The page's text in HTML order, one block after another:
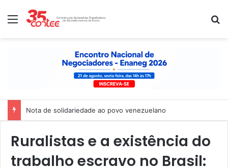
Menu
Nota de solidariedade ao povo venezuelano
Ruralistas e a existência do
trabalho escravo no Brasil: